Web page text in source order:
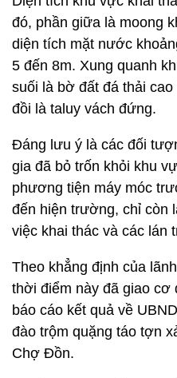
đó, phần giữa là moong
diện tích mặt nước
5 đến 8m. Xung quanh
suối là bờ đất đá thải
đồi là taluy vách đứng.
Đáng lưu ý là các đối
gia đã bỏ trốn khỏi khu
phương tiện máy móc
đến hiện trường, chỉ còn
việc khai thác và các lán
Theo khẳng định của
thời điểm này đã giao cơ
báo cáo kết quả về
đào trộm quặng táo tợn
Chợ Đồn.